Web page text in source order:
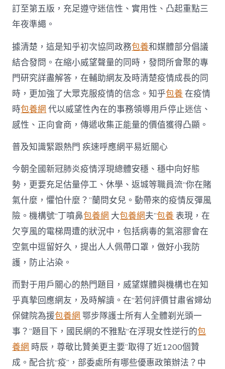
訂至第五版，充足遵守迷信性、實用性、凸起重點三
年夜準繩。
據清楚，這是知乎初次協同政務包養和媒體部分倡議
結合發問。在縮小威望聲量的同時，發問所會聚的專
門研究詳盡解答，在輔助網友及時清楚疫情成長的同
時，更加強了大眾克服疫情的信念。知乎包養 在疫情
時包養網 代以威望性內在的事務領導用戶停止迷信、
感性、正向會商，傳遞收集正能量的價值獲得凸顯。
普及知識緊跟熱門 疾速呼應網平易近關心
今朝全國新冠肺炎疫情浮現總體安穩、穩中向好態
勢，更要充足估量停工、休學、返城等職員流“你在賭
氣什麼，懼怕什麼？”蘭問女兒。動帶來的疫情反彈風
險。機構號“丁噴鼻包養網 大包養網夫”包養 表現，在
欠亨風的電梯周遭的狀況中，包括病毒的氣溶膠會在
空氣中逗留好久，提出人人佩帶口罩，做好小我防
護，防止沾染。
而對于用戶關心的熱門題目，威望媒體與機構也在知
乎真摯回應網友，及時解讀。在“若何評價甘肅省婦幼
保健院為援包養網 鄂步隊護士所有人全體剃光頭一
事？”題目下，國民網的不雅點“在浮現女性逆行的包
養網 時辰，尊敬比贊美更主要”取得了近1200個贊
成。配合抗“疫”，部委處所有哪些優惠政策辦法？中